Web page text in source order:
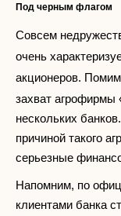
Под черным флагом
Совсем
очень
акционеров.
захват агрофирмы
нескольких
причиной такого
серьезные
Напомним, по
клиентами банка